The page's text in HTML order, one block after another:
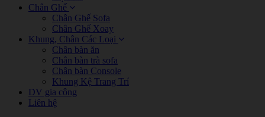
Chân Ghế
Chân Ghế Sofa
Chân Ghế Xoay
Khung, Chân Các Loại
Chân bàn ăn
Chân bàn trà sofa
Chân bàn Console
Khung Kệ Trang Trí
DV gia công
Liên hệ